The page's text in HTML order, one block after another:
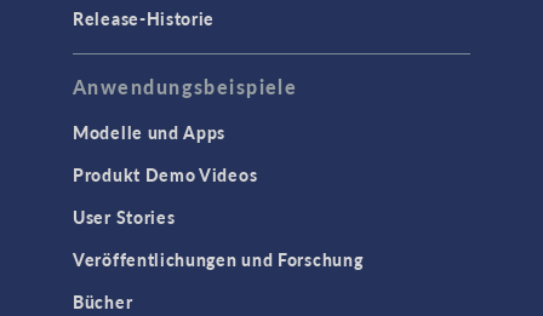
Release-Historie
Anwendungsbeispiele
Modelle und Apps
Produkt Demo Videos
User Stories
Veröffentlichungen und Forschung
Bücher